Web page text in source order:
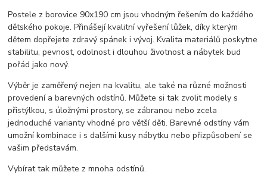
Postele z borovice 90x190 cm jsou vhodným řešením do každého
dětského pokoje. Přinášejí kvalitní vyřešení lůžek, díky kterým
dětem dopřejete zdravý spánek i vývoj. Kvalita materiálů poskytne
stabilitu, pevnost, odolnost i dlouhou životnost a nábytek bud
pořád jako nový.
Výběr je zaměřený nejen na kvalitu, ale také na různé možnosti
provedení a barevných odstínů. Můžete si tak zvolit modely s
přistýlkou, s úložnými prostory, se zábranou nebo zcela
jednoduché varianty vhodné pro větší děti. Barevné odstíny vám
umožní kombinace i s dalšími kusy nábytku nebo přizpůsobení se
vašim představám.
Vybírat tak můžete z mnoha odstínů.